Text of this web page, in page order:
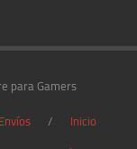
para Gamers
Envíos
Inicio